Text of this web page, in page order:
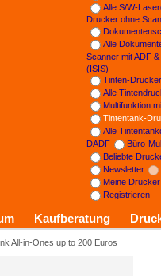
Alle S/W-
Drucker ohne
Alle
Scanner mit ADF
(ISIS)
Tinten-Drucker
Alle
Multifunktion
Tintentank-
Alle
DADF
Büro-
Beliebte
Newsletter
Meine
Registrieren
Kaufberatung
All-in-Ones up to 200 Euros